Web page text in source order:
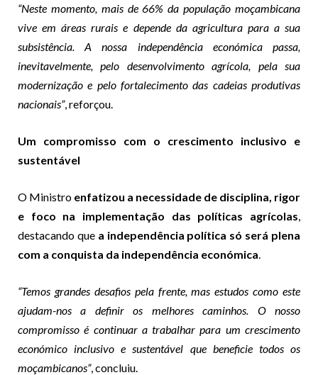
“Neste momento, mais de 66% da população moçambicana
vive em áreas rurais e depende da agricultura para a sua
subsistência. A nossa independência económica passa,
inevitavelmente, pelo desenvolvimento agrícola, pela sua
modernização e pelo fortalecimento das cadeias produtivas
nacionais”, reforçou.
Um compromisso com o crescimento inclusivo e
sustentável
O Ministro enfatizou a necessidade de disciplina, rigor
e foco na implementação das políticas agrícolas,
destacando que a independência política só será plena
com a conquista da independência económica.
“Temos grandes desafios pela frente, mas estudos como este
ajudam-nos a definir os melhores caminhos. O nosso
compromisso é continuar a trabalhar para um crescimento
económico inclusivo e sustentável que beneficie todos os
moçambicanos”, concluiu.